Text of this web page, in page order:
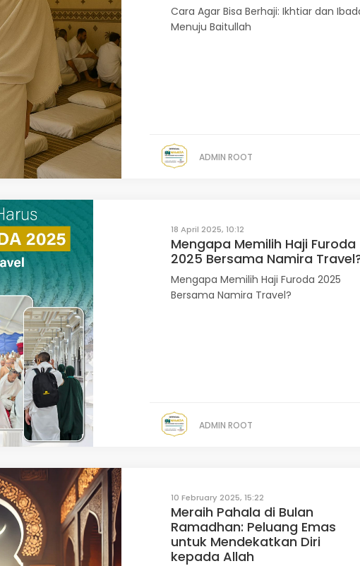
Cara Agar Bisa Berhaji: Ikhtiar dan
Menuju Baitullah
ADMIN ROOT
18 April 2025, 10:12
Mengapa Memilih Haji Furoda
2025 Bersama Namira
Mengapa Memilih Haji Furoda 2025
Bersama Namira Travel?
ADMIN ROOT
10 February 2025, 15:22
Meraih Pahala di Bulan
Ramadhan: Peluang Emas
untuk Mendekatkan Diri
kepada Allah